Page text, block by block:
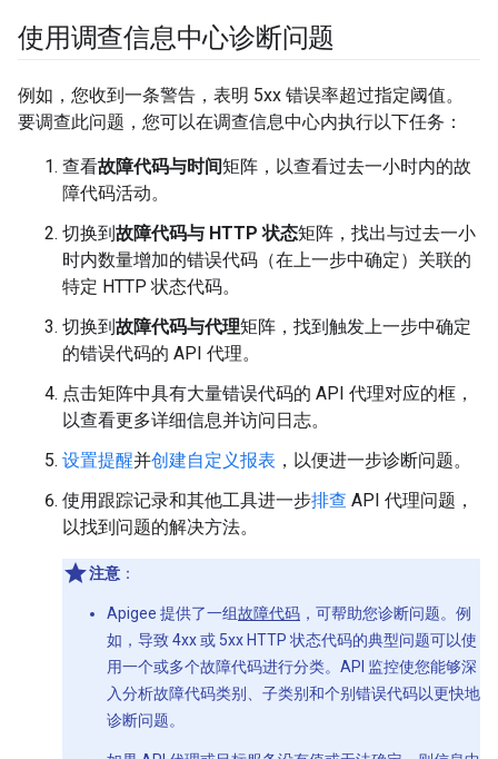
使用调查信息中心诊断问题
例如，您收到一条警告，表明 5xx 错误率超过指定阈值。
要调查此问题，您可以在调查信息中心内执行以下任务：
查看故障代码与时间矩阵，以查看过去一小时内的故
障代码活动。
切换到故障代码与 HTTP 状态矩阵，找出与过去一小
时内数量增加的错误代码（在上一步中确定）关联的
特定 HTTP 状态代码。
切换到故障代码与代理矩阵，找到触发上一步中确定
的错误代码的 API 代理。
点击矩阵中具有大量错误代码的 API 代理对应的框，
以查看更多详细信息并访问日志。
设置提醒并创建自定义报表 ，以便进一步诊断问题。
使用跟踪记录和其他工具进一步排查 API 代理问题，
以找到问题的解决方法。
注意 ：
Apigee 提供了一组故障代码 ，可帮助您诊断问题。例
如，导致 4xx 或 5xx HTTP 状态代码的典型问题可以使
用一个或多个故障代码进行分类。API 监控使您能够深
入分析故障代码类别、子类别和个别错误代码以更快地
诊断问题。